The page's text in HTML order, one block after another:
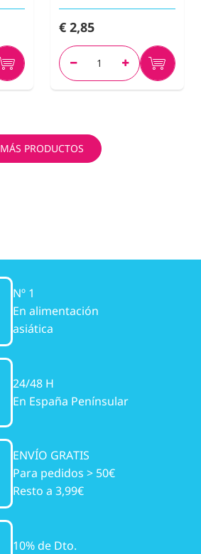
€ 2,85
MÁS PRODUCTOS
Nº 1
En alimentación
asiática
24/48 H
En España Penínsular
ENVÍO GRATIS
Para pedidos > 50€
Resto a 3,99€
10% de Dto.